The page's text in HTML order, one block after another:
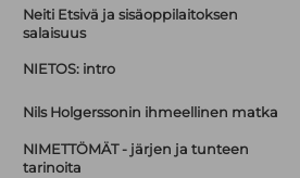
Neiti Etsivä ja sisäoppilaitoksen
salaisuus
NIETOS: intro
Nils Holgerssonin ihmeellinen matka
NIMETTÖMÄT - järjen ja tunteen
tarinoita